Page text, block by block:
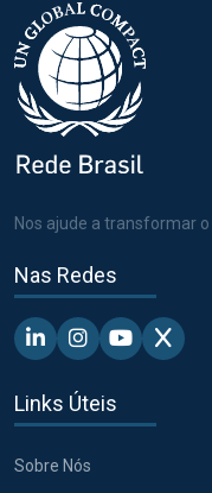
Nos ajude a transformar
Nas Redes
Linkedin - Pacto
Instagram -
Youtube -
X -
Links Úteis
Sobre Nós